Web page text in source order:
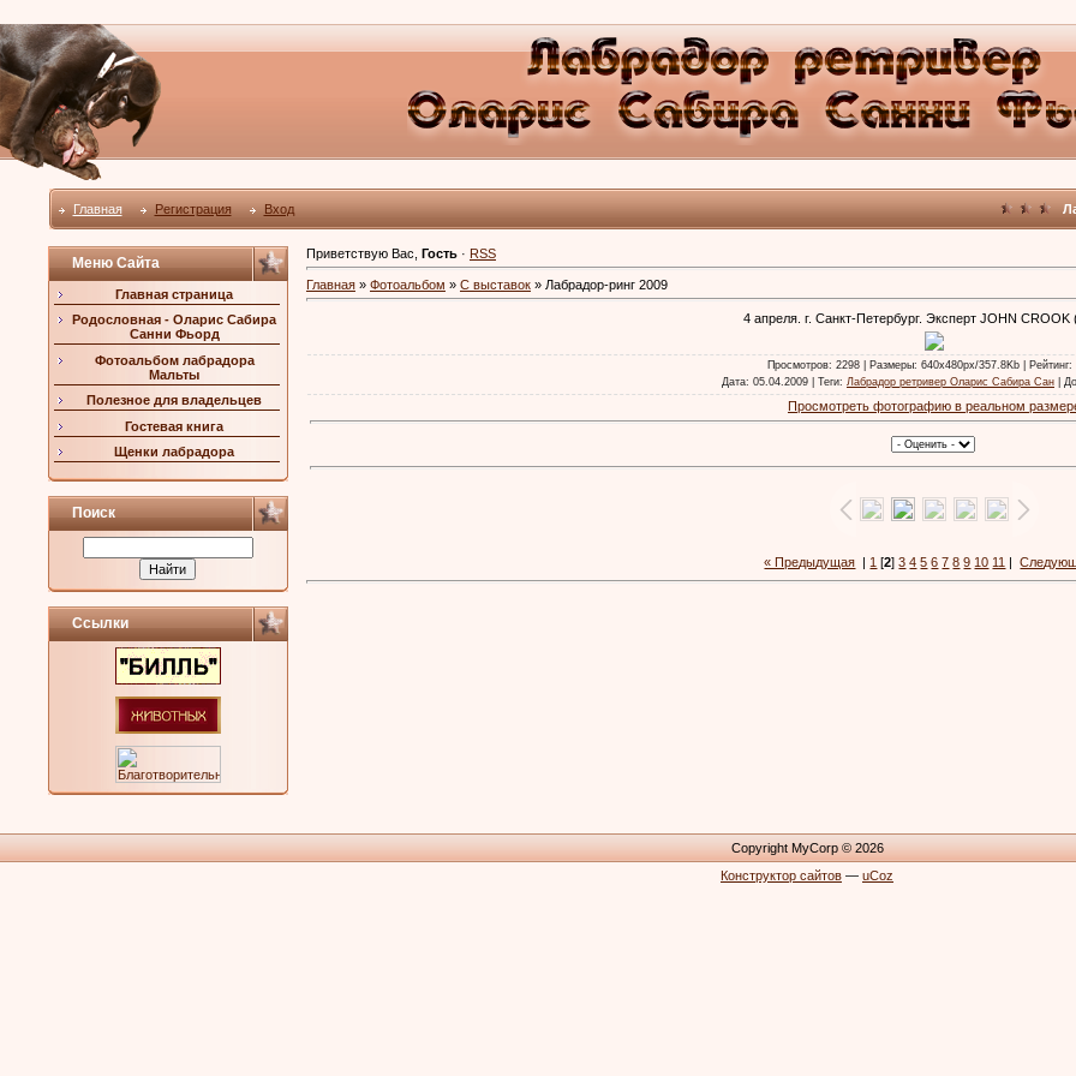
Главная Регистрация Вход
Меню Сайта
Главная страница
Родословная - Оларис Сабира
Санни Фьорд
Фотоальбом лабрадора
Мальты
Полезное для владельцев
Гостевая книга
Щенки лабрадора
Поиск
Ссылки
Приветствую Вас Гость· RSS
Главная» Фотоальбом » С выставок» Лабрадор-ринг 2009
4 апреля. г. Санкт-Петербург. Эксперт JOHN CROOK
Просмотров: 2298 | Размеры: 640x480px/357.8Kb | Рейтинг:
Дата: 05.04.2009 | Теги: Лабрадор ретривер Оларис Сабира Сан|
Просмотреть фотографию в реальном
« Предыдущая 1 [2]3 4 5 6 7 8 9 10 11 |
Copyright MyCorp © 2026
Конструктор сайтов — uCoz